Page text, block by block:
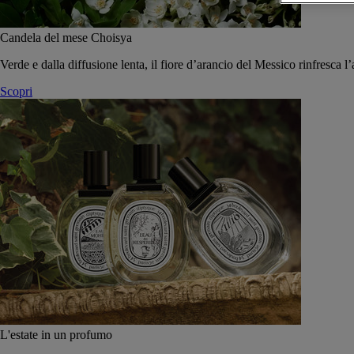
Candela del mese Choisya
Verde e dalla diffusione lenta, il fiore d’arancio del Messico rinfresca
Scopri
L'estate in un profumo